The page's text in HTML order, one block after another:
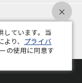
業務用家具コラム
しています。当
り、 プライバ
の使用に同意す
×